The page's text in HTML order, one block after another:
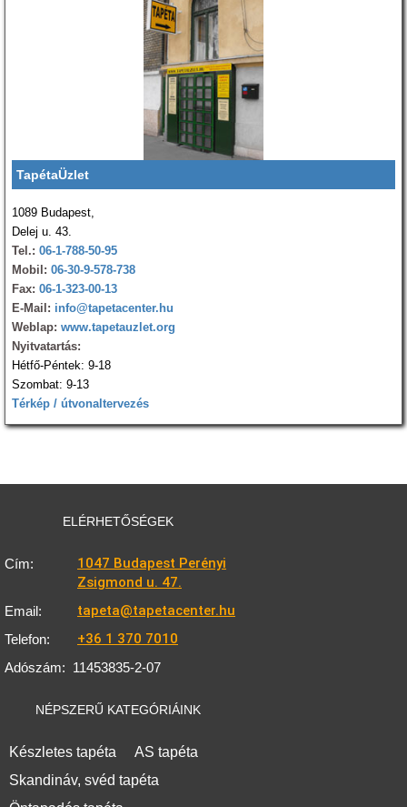
TapétaÜzlet
1089 Budapest,
Delej u. 43.
Tel.: 06-1-788-50-95
Mobil: 06-30-9-578-738
Fax: 06-1-323-00-13
E-Mail: info@tapetacenter.hu
Weblap: www.tapetauzlet.org
Nyitvatartás:
Hétfő-Péntek: 9-18
Szombat: 9-13
Térkép / útvonaltervezés
ELÉRHETŐSÉGEK
Cím:
1047 Budapest Perényi
Zsigmond u. 47.
Email: tapeta@tapetacenter.hu
Telefon: +36 1 370 7010
Adószám: 11453835-2-07
NÉPSZERŰ KATEGÓRIÁINK
Készletes tapéta
AS tapéta
Skandináv, svéd tapéta